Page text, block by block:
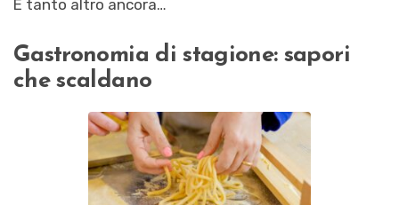
E tanto altro ancora…
Gastronomia di stagione: sapori
che scaldano